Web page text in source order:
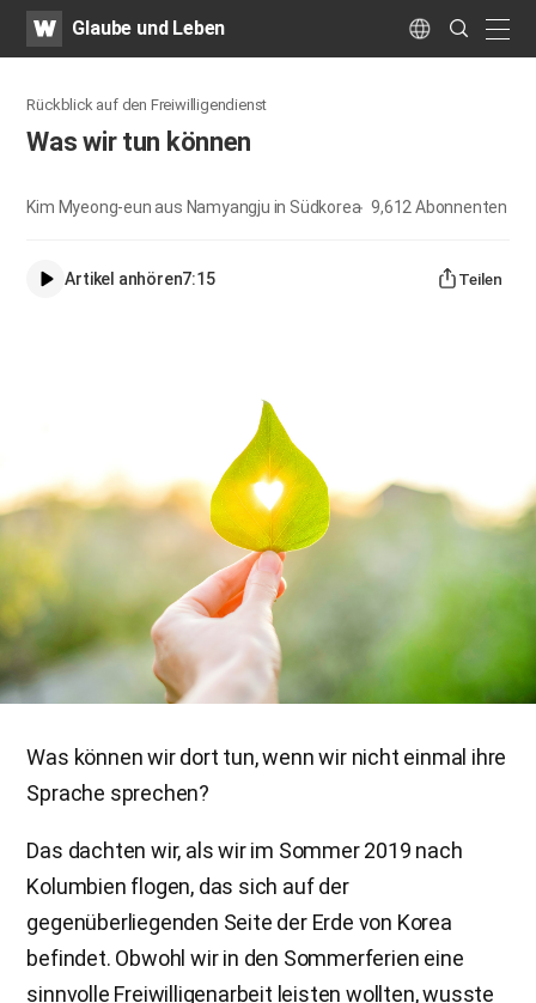
WATVGlaube und Leben Language
Search
Submit
Rückblick auf den Freiwilligendienst
Was wir tun können
Kim Myeong-eun aus Namyangju in Südkorea 9,612Abonnenten
Artikel anhören7:15 Teilen
Was können wir dort tun, wenn wir nicht einmal ihre
Sprache sprechen?
Das dachten wir, als wir im Sommer 2019 nach
Kolumbien flogen, das sich auf der
gegenüberliegenden Seite der Erde von Korea
befindet. Obwohl wir in den Sommerferien eine
sinnvolle Freiwilligenarbeit leisten wollten, wusste